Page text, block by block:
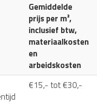
Gemiddelde
prijs per m²,
inclusief btw,
materiaalkosten
en
arbeidskosten
€15,- tot €30,-